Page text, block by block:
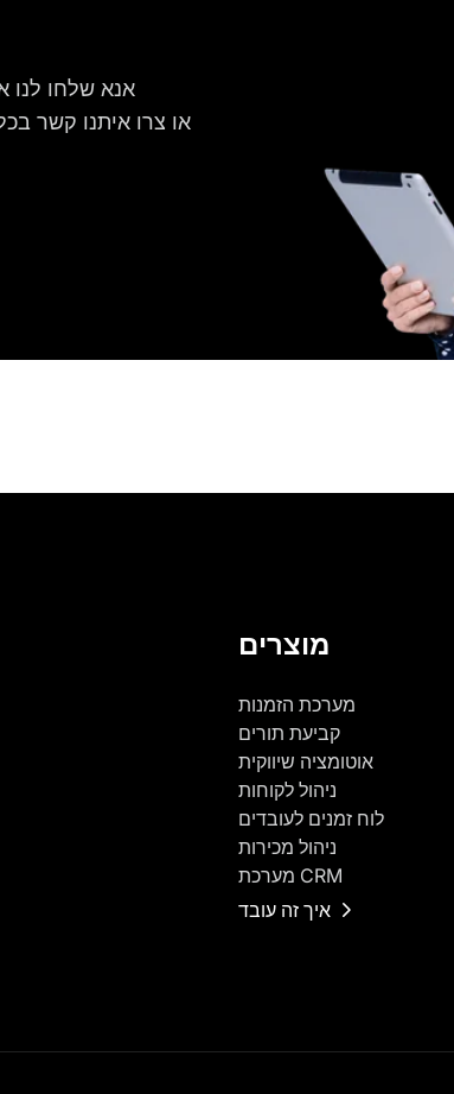
מוצרים
מערכת הזמנות
קביעת תורים
אוטומציה שיווקית
ניהול לקוחות
לוח זמנים לעובדים
ניהול מכירות
מערכת CRM
איך זה עובד